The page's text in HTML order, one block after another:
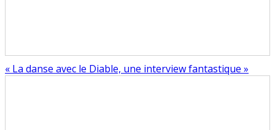
« La danse avec le Diable, une interview fantastique »